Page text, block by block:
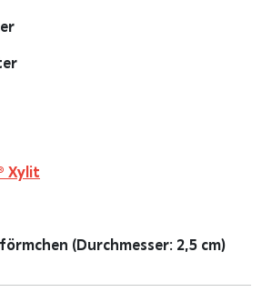
Xylit
(Durchmesser: 2,5 cm)